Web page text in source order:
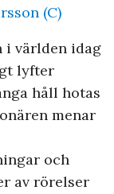
(C)
i världen idag
lyfter
håll hotas
menar
och
av rörelser